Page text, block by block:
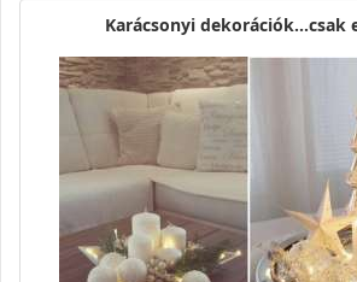
Karácsonyi dekorációk...csak